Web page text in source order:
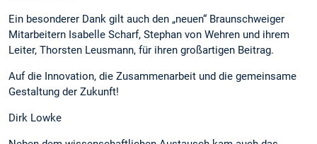
Ein besonderer Dank gilt auch den „neuen“ Braunschweiger
Mitarbeitern Isabelle Scharf, Stephan von Wehren und ihrem
Leiter, Thorsten Leusmann, für ihren großartigen Beitrag.
Auf die Innovation, die Zusammenarbeit und die gemeinsame
Gestaltung der Zukunft!
Dirk Lowke